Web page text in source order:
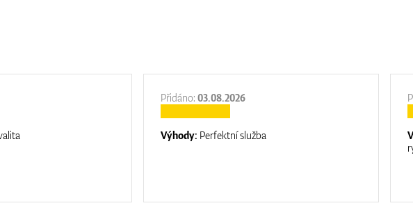
Přidáno:03.08.2026
Výhody: Perfektní služba